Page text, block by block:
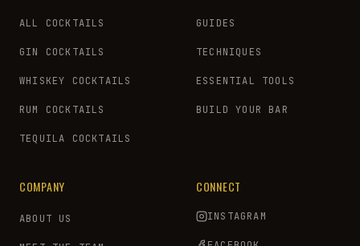
ALL COCKTAILS
GIN COCKTAILS
WHISKEY COCKTAILS
RUM COCKTAILS
TEQUILA COCKTAILS
GUIDES
TECHNIQUES
ESSENTIAL TOOLS
BUILD YOUR BAR
COMPANY
ABOUT US
CONNECT
INSTAGRAM